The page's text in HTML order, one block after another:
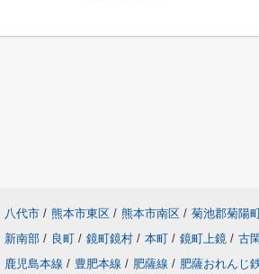
八代市 / 熊本市東区 / 熊本市南区 / 菊池郡菊陽
新南部 / 良町 / 鏡町鏡村 / 本町 / 鏡町上鏡 / 古
鹿児島本線 / 豊肥本線 / 肥薩線 / 肥薩おれんじ